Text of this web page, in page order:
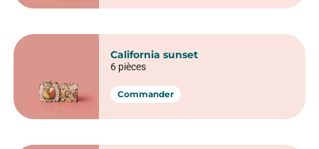
California sunset
6 pièces
Commander